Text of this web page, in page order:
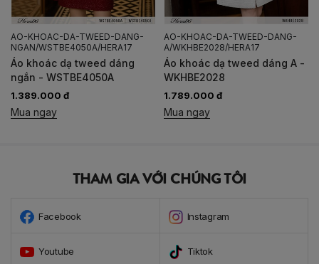
AO-KHOAC-DA-TWEED-DANG-
NGAN/WSTBE4050A/HERA17
Áo khoác dạ tweed dáng
ngắn - WSTBE4050A
1.389.000 đ
Mua ngay
AO-KHOAC-DA-TWEED-DANG-
A/WKHBE2028/HERA17
Áo khoác dạ tweed dáng A -
WKHBE2028
1.789.000 đ
Mua ngay
THAM GIA VỚI CHÚNG TÔI
Facebook Instagram
Youtube Tiktok